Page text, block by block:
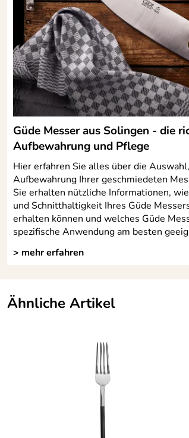
Güde Messer aus Solingen - die
Aufbewahrung und Pflege
Hier erfahren Sie alles über die
Aufbewahrung Ihrer geschmiedeten
Sie erhalten nützliche Informationen,
und Schnitthaltigkeit Ihres Güde
erhalten können und welches Güde
spezifische Anwendung am besten
> mehr erfahren
Ähnliche Artikel